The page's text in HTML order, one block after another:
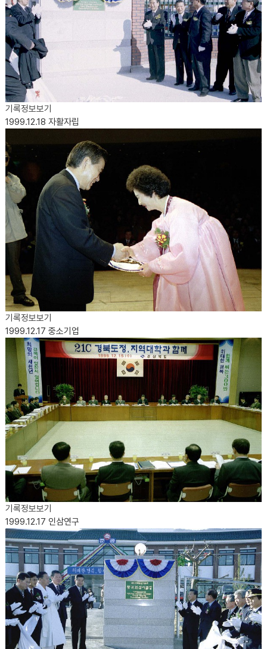
기록정보보기
1999.12.18 자활자립
기록정보보기
1999.12.17 중소기업
기록정보보기
1999.12.17 인삼연구